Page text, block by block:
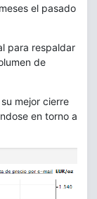
el pasado
para respaldar
de
mejor cierre
en torno a